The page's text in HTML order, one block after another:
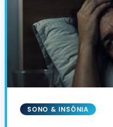
SONO & INSÔNIA